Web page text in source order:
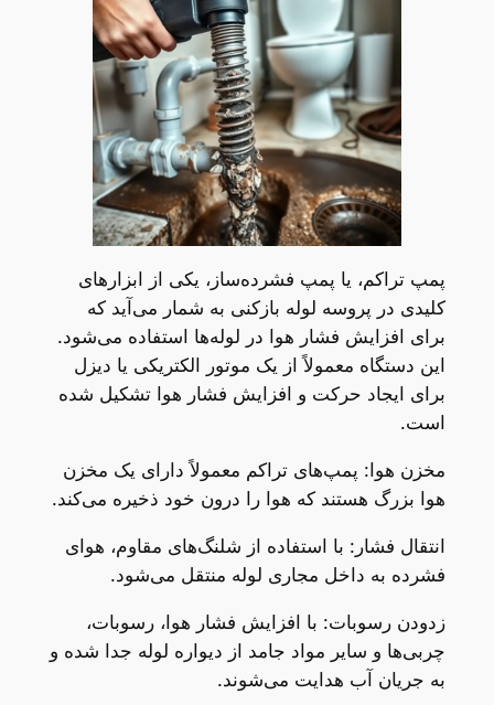
پمپ تراکم، یا پمپ فشرده‌ساز، یکی از ابزارهای
کلیدی در پروسه لوله بازکنی به شمار می‌آید که
برای افزایش فشار هوا در لوله‌ها استفاده می‌شود.
این دستگاه معمولاً از یک موتور الکتریکی یا دیزل
برای ایجاد حرکت و افزایش فشار هوا تشکیل شده
است.
مخزن هوا: پمپ‌های تراکم معمولاً دارای یک مخزن
هوا بزرگ هستند که هوا را درون خود ذخیره می‌کند.
انتقال فشار: با استفاده از شلنگ‌های مقاوم، هوای
فشرده به داخل مجاری لوله منتقل می‌شود.
زدودن رسوبات: با افزایش فشار هوا، رسوبات،
چربی‌ها و سایر مواد جامد از دیواره لوله جدا شده و
به جریان آب هدایت می‌شوند.